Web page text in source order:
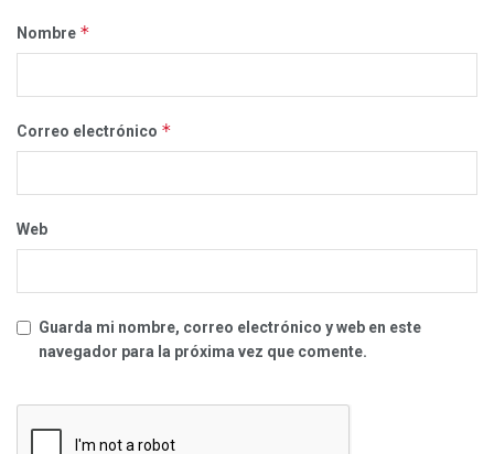
Nombre *
Correo electrónico *
Web
Guarda mi nombre, correo electrónico y web en este
navegador para la próxima vez que comente.